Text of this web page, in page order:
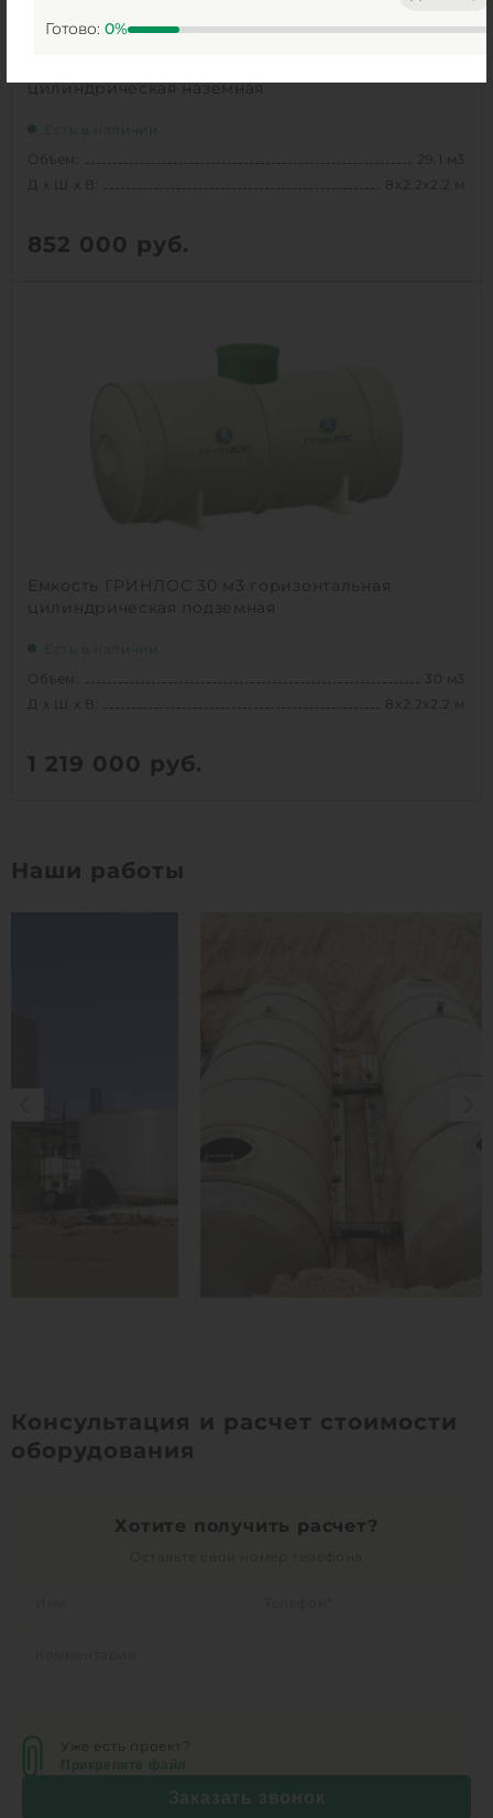
цилиндрическая наземная
Есть в наличии
Объем:
29.1 м3
Д х Ш х В:
8х2.2х2.2 м
852 000 руб.
Емкость ГРИНЛОС 30 м3 горизонтальная
цилиндрическая подземная
Есть в наличии
Объем:
30 м3
Д х Ш х В:
8х2.2х2.2 м
Объем:
1 219 000 руб.
Наши работы
Консультация и расчет стоимости
оборудования
Хотите получить расчет?
Уже есть проект?
Прикрепите файл
Заказать звонок
Готово: 0%